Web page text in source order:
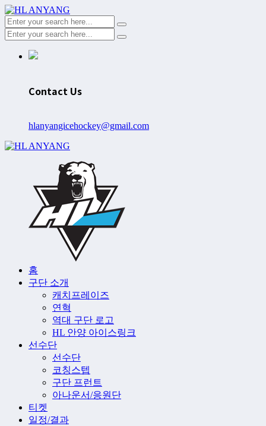
Contact Us
hlanyangicehockey@gmail.com
홈
구단 소개
캐치프레이즈
연혁
역대 구단 로고
HL 안양 아이스링크
선수단
선수단
코칭스텝
구단 프런트
아나운서/응원단
티켓
일정/결과